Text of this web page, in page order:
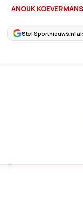
ANOUK KOEVERMANS
Stel Sportnieuws.nl